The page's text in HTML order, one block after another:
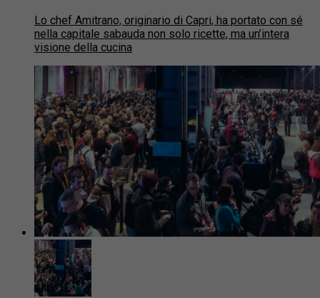
Lo chef Amitrano, originario di Capri, ha portato con sé
nella capitale sabauda non solo ricette, ma un’intera
visione della cucina